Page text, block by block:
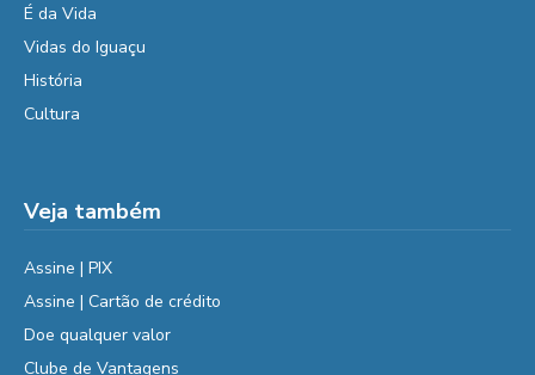
É da Vida
Vidas do Iguaçu
História
Cultura
Veja também
Assine | PIX
Assine | Cartão de crédito
Doe qualquer valor
Clube de Vantagens